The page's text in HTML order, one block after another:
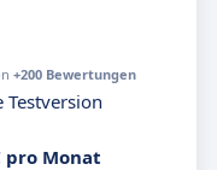
+200 Bewertungen
Testversion
pro Monat